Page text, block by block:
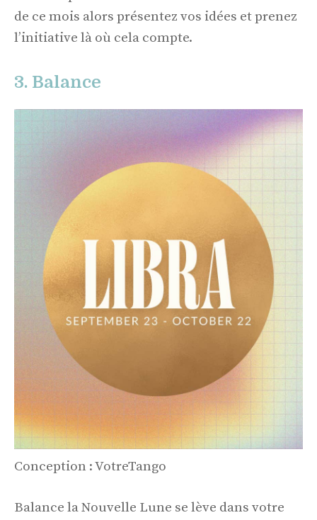
de ce mois alors présentez vos idées et prenez
l’initiative là où cela compte.
3. Balance
Conception : VotreTango
Balance la Nouvelle Lune se lève dans votre